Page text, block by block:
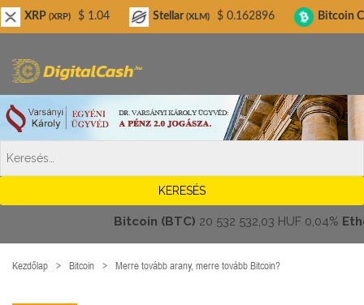
Bitcoin (BTC)20 532 532,03 HUF0,04%
Kezdőlap Bitcoin Merre tovább arany, merre tovább Bitcoin?
$ 1.04 Stellar(XLM) $ 0.162896 Bitcoin Cash(BCH)
Digitalcash.hu